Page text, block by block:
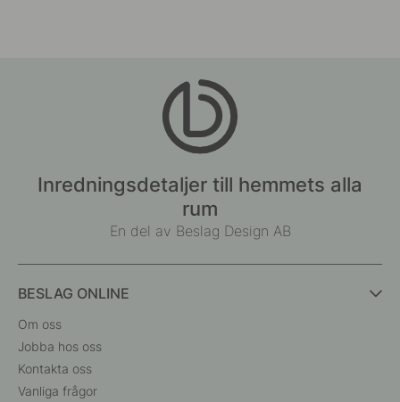
Inredningsdetaljer till hemmets alla
rum
En del av Beslag Design AB
BESLAG ONLINE
Om oss
Jobba hos oss
Kontakta oss
Vanliga frågor